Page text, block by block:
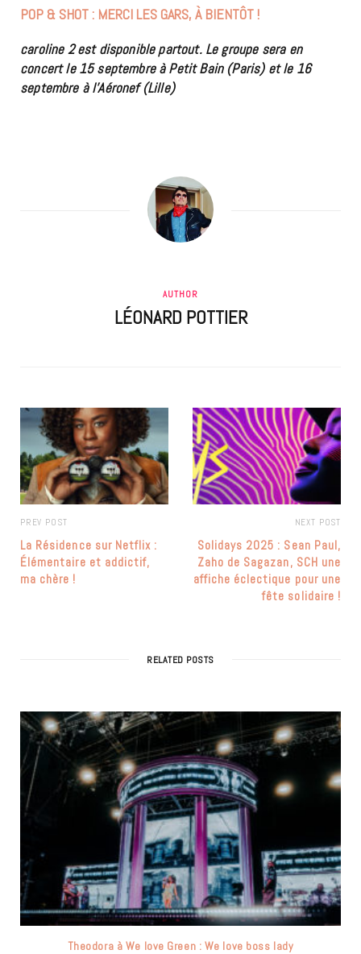
POP & SHOT : MERCI LES GARS, À BIENTÔT !
caroline 2 est disponible partout. Le groupe sera en
concert le 15 septembre à Petit Bain (Paris) et le 16
septembre à l’Aéronef (Lille)
AUTHOR
LÉONARD POTTIER
PREV POST
La Résidence sur Netflix :
Élémentaire et addictif,
ma chère !
NEXT POST
Solidays 2025 : Sean Paul,
Zaho de Sagazan, SCH une
affiche éclectique pour une
fête solidaire !
RELATED POSTS
Theodora à We love Green : We love boss lady